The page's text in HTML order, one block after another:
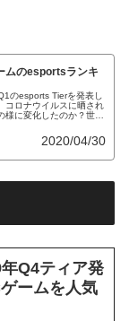
ムのesportsランキ
のesports Tierを発表し
コロナウイルスに晒され
に変化したのか？世界
2020/04/30
Q4ティア発
ームを人気